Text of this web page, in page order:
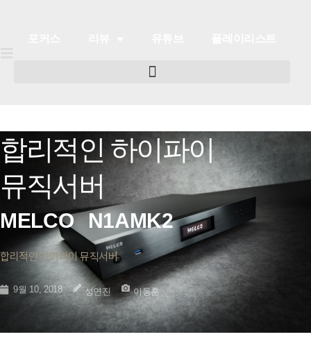
합리적인 하이파이
뮤직서버
MELCO N1AMK2
합리적인 하이파이 뮤직서버
9월 10, 2018 성연진 이동훈